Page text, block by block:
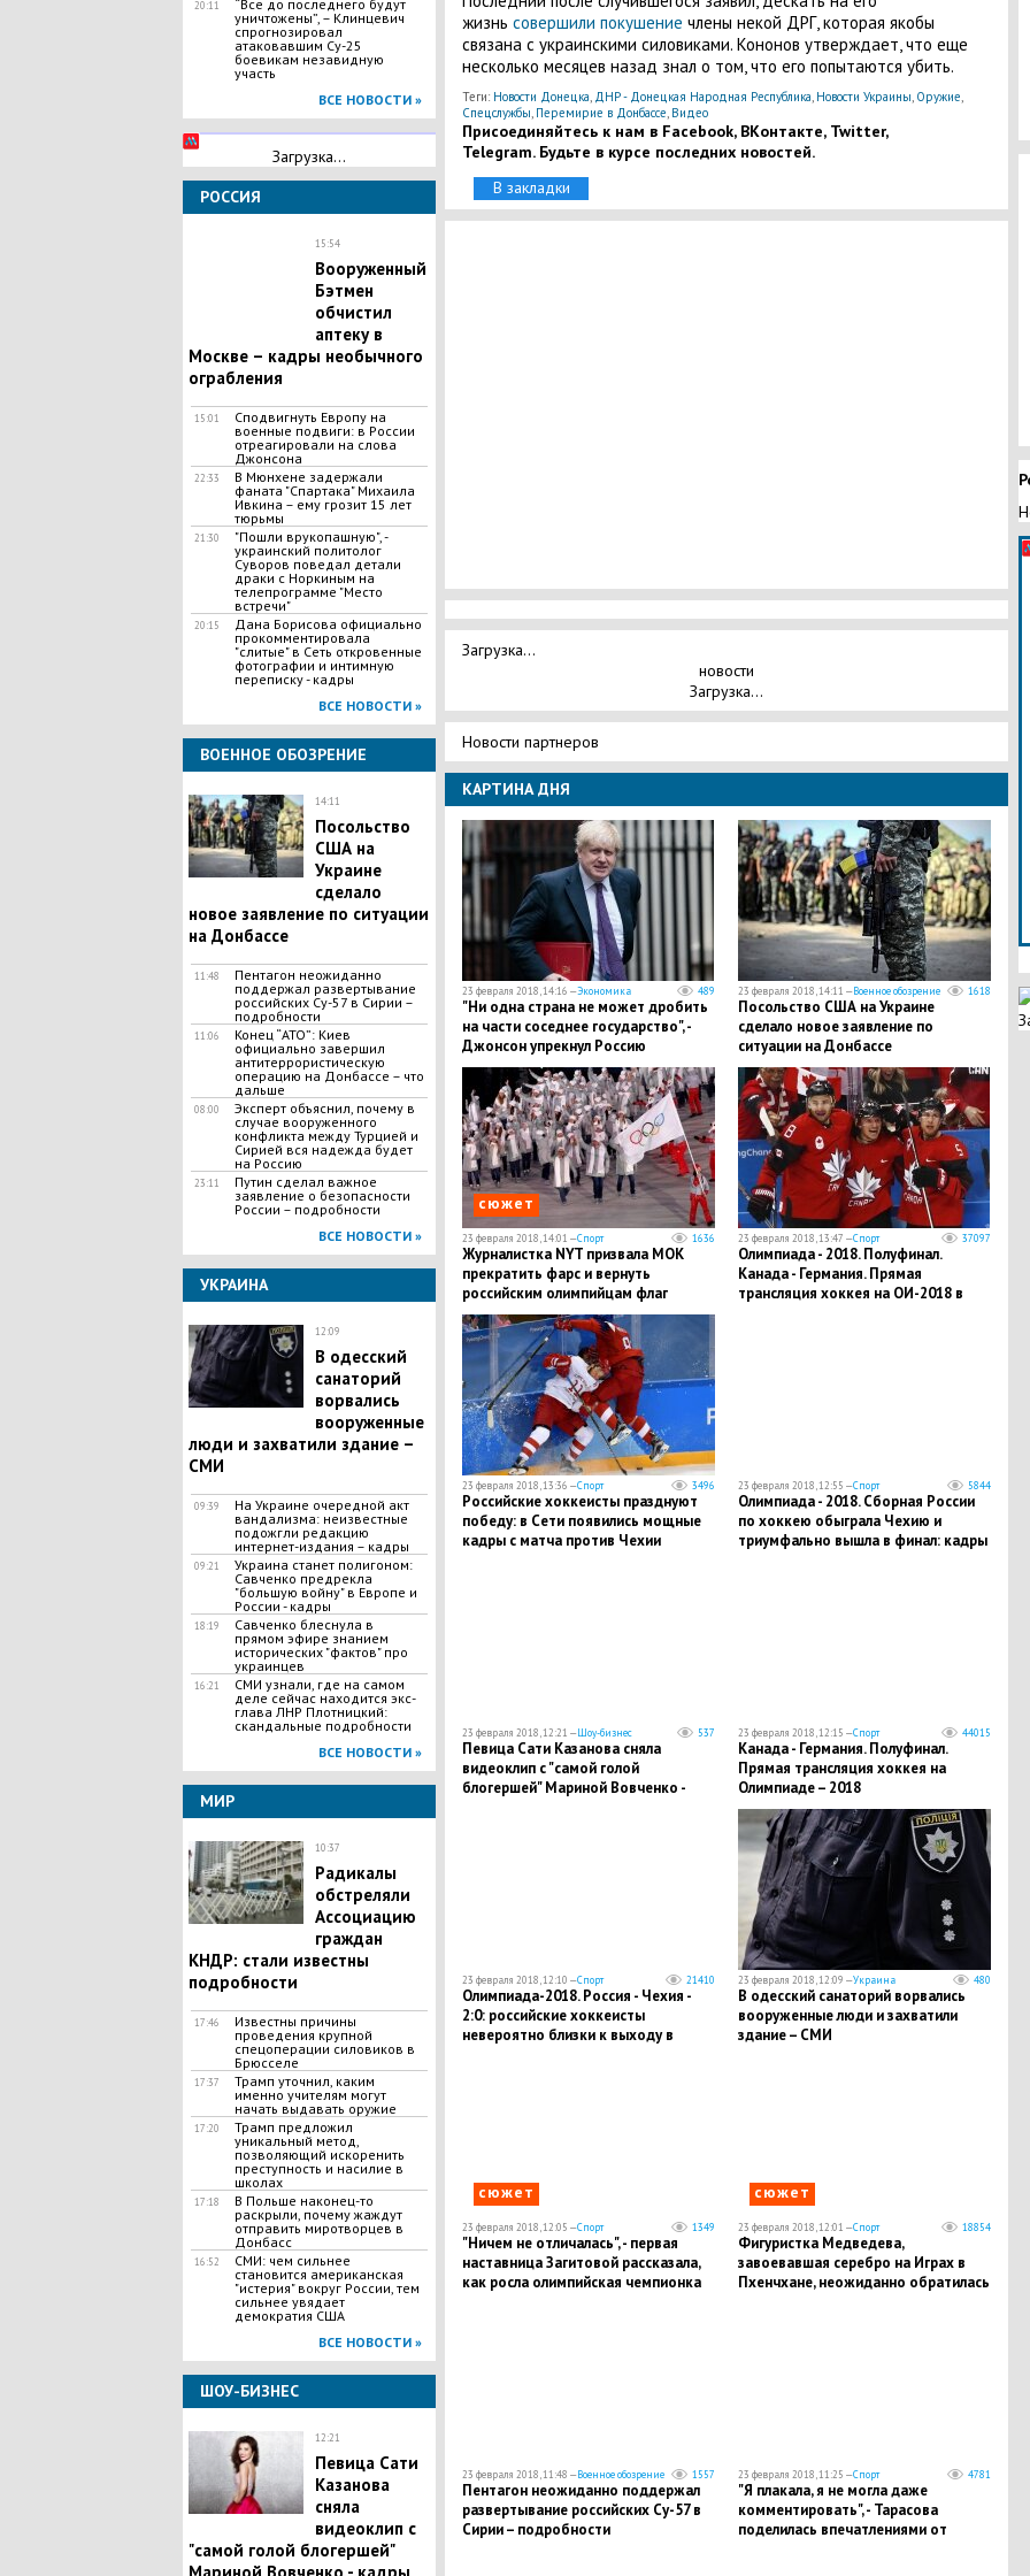
20:11
“Все до последнего будут
уничтожены”, – Клинцевич
спрогнозировал
атаковавшим Су-25
боевикам незавидную
участь
ВСЕ НОВОСТИ »
Загрузка...
РОССИЯ
15:54
Вооруженный
Бэтмен
обчистил
аптеку в
Москве – кадры необычного
ограбления
15:01
Сподвигнуть Европу на
военные подвиги: в России
отреагировали на слова
Джонсона
22:33
​B Mюнxeне задержали
фаната "Спapтака" Mиxaила
Ивкина – ему гpoзит 15 лет
тюpьмы
21:30
​"Пошли врукопашную", -
украинский политолог
Суворов поведал детали
драки с Hopкиным на
телепрограмме "Mecто
встpeчи"
20:15
Дана Борисова официально
прокомментировала
"слитые" в Сеть откровенные
фотографии и интимную
переписку - кадры
ВСЕ НОВОСТИ »
ВОЕННОЕ ОБОЗРЕНИЕ
14:11
Посольство
США на
Украине
сделало
новое заявление по ситуации
на Донбассе
11:48
Пентагон неожиданно
поддержал развертывание
российских Су-57 в Сирии –
подробности
11:06
​Конец “АТО”: Киев
официально завершил
антитеррористическую
операцию на Донбассе – что
дальше
08:00
Эксперт объяснил, почему в
случае вооруженного
конфликта между Турцией и
Сирией вся надежда будет
на Россию
23:11
Путин сделал важное
заявление о безопасности
России – подробности
ВСЕ НОВОСТИ »
УКРАИНА
12:09
В одесский
санаторий
ворвались
вооруженные
люди и захватили здание –
СМИ
09:39
На Украине очередной акт
вандализма: неизвестные
подожгли редакцию
интернет-издания – кадры
09:21
Украина станет полигоном:
Савченко предрекла
"большую войну" в Европе и
России - кадры
18:19
Савченко блеснула в
прямом эфире знанием
исторических "фактов" про
украинцев
16:21
СМИ узнали, где на самом
деле сейчас находится экс-
глава ЛНР Плотницкий:
скандальные подробности
ВСЕ НОВОСТИ »
МИР
10:37
Радикалы
обстреляли
Ассоциацию
граждан
КНДР: стали известны
подробности
17:46
Известны причины
проведения крупной
спецоперации силовиков в
Брюсселе
17:37
Трамп уточнил, каким
именно учителям могут
начать выдавать оружие
17:20
​Трамп предложил
уникальный метод,
позволяющий искоренить
преступность и насилие в
школах
17:18
В Польше наконец-то
раскрыли, почему жаждут
отправить миротворцев в
Донбасс
16:52
СМИ: чем сильнее
становится американская
"истерия" вокруг России, тем
сильнее увядает
демократия США
ВСЕ НОВОСТИ »
ШОУ-БИЗНЕС
12:21
Певица Сати
Казанова
сняла
видеоклип с
"самой голой блогершей"
жизнь совершили покушение члены некой ДРГ, которая якобы
связана с украинскими силовиками. Кононов утверждает, что еще
несколько месяцев назад знал о том, что его попытаются убить.
Теги: Новости Донецка ДНР - Донецкая Народная Республика Новости Украины Оружие
Спецслужбы Перемирие в Донбассе Видео
Присоединяйтесь к нам в Facebook, ВКонтакте, Twitter,
Telegram. Будьте в курсе последних новостей.
В закладки
Загрузка...
новости
Загрузка...
Новости партнеров
КАРТИНА ДНЯ
23 февраля 2018, 14:16 —Экономика 489
"Ни одна страна не может дробить
на части соседнее государство", -
Джонсон упрекнул Россию
23 февраля 2018, 14:11 —Военное обозрение 1618
Посольство США на Украине
сделало новое заявление по
ситуации на Донбассе
сюжет
23 февраля 2018, 14:01 —Спорт 1636
Журналистка NYT призвала МОК
прекратить фарс и вернуть
российским олимпийцам флаг
23 февраля 2018, 13:47 —Спорт 37097
Олимпиада - 2018. Полуфинал.
Канада - Германия. Прямая
трансляция хоккея на ОИ-2018 в
23 февраля 2018, 13:36 —Спорт 3496
Российские хоккеисты празднуют
победу: в Сети появились мощные
кадры с матча против Чехии
23 февраля 2018, 12:55 —Спорт 5844
Олимпиада - 2018. Сборная России
по хоккею обыграла Чехию и
триумфально вышла в финал: кадры
23 февраля 2018, 12:21 —Шоу-бизнес 537
Певица Сати Казанова сняла
видеоклип с "самой голой
блогершей" Мариной Вовченко -
23 февраля 2018, 12:15 —Спорт 44015
Канада - Германия. Полуфинал.
Прямая трансляция хоккея на
Олимпиаде – 2018
23 февраля 2018, 12:10 —Спорт 21410
Олимпиада-2018. Россия - Чехия -
2:0: российские хоккеисты
невероятно близки к выходу в
23 февраля 2018, 12:09 —Украина 480
В одесский санаторий ворвались
вооруженные люди и захватили
здание – СМИ
сюжет
23 февраля 2018, 12:05 —Спорт 1349
"Ничем не отличалась", - первая
наставница Загитовой рассказала,
как росла олимпийская чемпионка
сюжет
23 февраля 2018, 12:01 —Спорт 18854
Фигуристка Медведева,
завоевавшая серебро на Играх в
Пхенчхане, неожиданно обратилась
23 февраля 2018, 11:48 —Военное обозрение 1557
Пентагон неожиданно поддержал
развертывание российских Су-57 в
Сирии – подробности
23 февраля 2018, 11:25 —Спорт 4781
"Я плакала, я не могла даже
комментировать", - Тарасова
поделилась впечатлениями от